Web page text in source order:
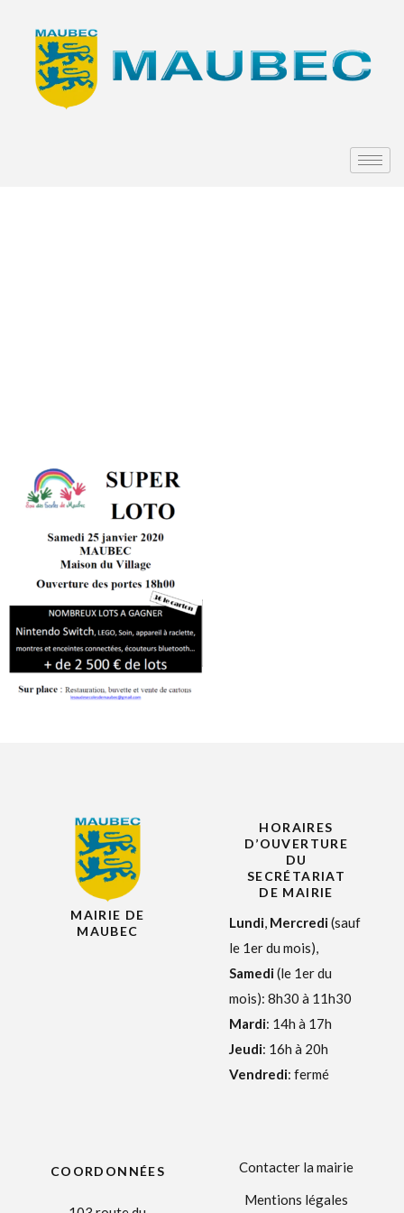
MAIRIE DE
MAUBEC
HORAIRES
D’OUVERTURE
DU
SECRÉTARIAT
DE MAIRIE
Lundi, Mercredi(sauf
le 1er du mois),
Samedi(le 1er du
mois): 8h30 à 11h30
Mardi: 14h à 17h
Jeudi: 16h à 20h
Vendredi: fermé
COORDONNÉES
Contacter la mairie
Mentions légales